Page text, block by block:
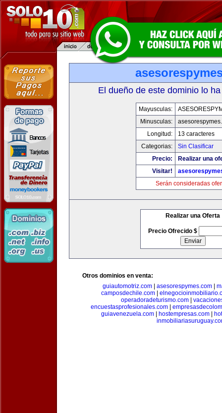
El dueño de este dominio lo
Mayusculas:
Minusculas:
Longitud:
13 caracteres
Categorias:
Sin Clasificar
Precio:
Realizar una
Visitar!
Serán consideradas
Realizar una Oferta
Precio Ofrecido $
Otros dominios en venta:
guiautomotriz.com
asesorespymes.com
camposdechile.com
operadoradeturismo.com
encuestasprofesionales.com|
guiavenezuela.com| hostempresas.com|